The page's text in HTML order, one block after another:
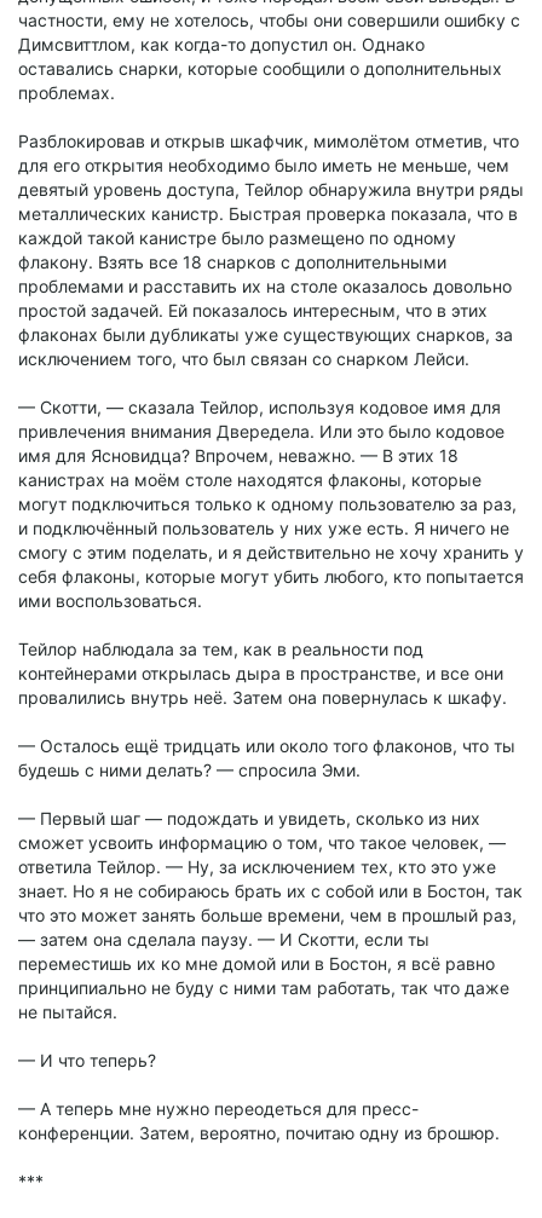
частности, ему не хотелось, чтобы они совершили ошибку с
Димсвиттлом, как когда-то допустил он. Однако
оставались снарки, которые сообщили о дополнительных
проблемах.
Разблокировав и открыв шкафчик, мимолётом отметив, что
для его открытия необходимо было иметь не меньше, чем
девятый уровень доступа, Тейлор обнаружила внутри ряды
металлических канистр. Быстрая проверка показала, что в
каждой такой канистре было размещено по одному
флакону. Взять все 18 снарков с дополнительными
проблемами и расставить их на столе оказалось довольно
простой задачей. Ей показалось интересным, что в этих
флаконах были дубликаты уже существующих снарков, за
исключением того, что был связан со снарком Лейси.
— Скотти, — сказала Тейлор, используя кодовое имя для
привлечения внимания Двередела. Или это было кодовое
имя для Ясновидца? Впрочем, неважно. — В этих 18
канистрах на моём столе находятся флаконы, которые
могут подключиться только к одному пользователю за раз,
и подключённый пользователь у них уже есть. Я ничего не
смогу с этим поделать, и я действительно не хочу хранить у
себя флаконы, которые могут убить любого, кто попытается
ими воспользоваться.
Тейлор наблюдала за тем, как в реальности под
контейнерами открылась дыра в пространстве, и все они
провалились внутрь неё. Затем она повернулась к шкафу.
— Осталось ещё тридцать или около того флаконов, что ты
будешь с ними делать? — спросила Эми.
— Первый шаг — подождать и увидеть, сколько из них
сможет усвоить информацию о том, что такое человек, —
ответила Тейлор. — Ну, за исключением тех, кто это уже
знает. Но я не собираюсь брать их с собой или в Бостон, так
что это может занять больше времени, чем в прошлый раз,
— затем она сделала паузу. — И Скотти, если ты
переместишь их ко мне домой или в Бостон, я всё равно
принципиально не буду с ними там работать, так что даже
не пытайся.
— И что теперь?
— А теперь мне нужно переодеться для пресс-
конференции. Затем, вероятно, почитаю одну из брошюр.
***